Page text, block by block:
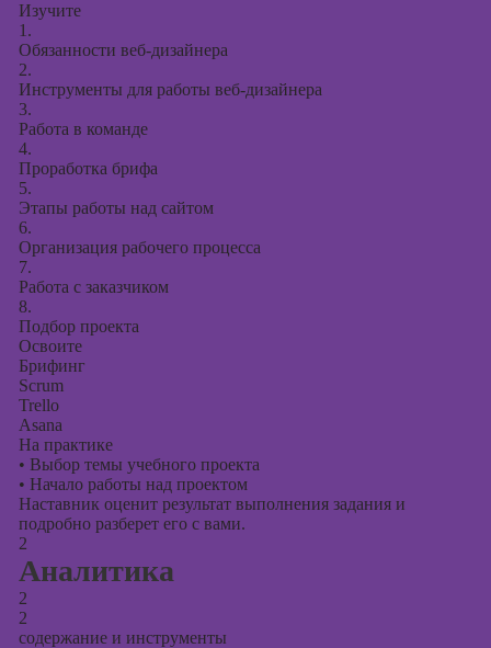
Изучите
1.
Обязанности веб-дизайнера
2.
Инструменты для работы веб-дизайнера
3.
Работа в команде
4.
Проработка брифа
5.
Этапы работы над сайтом
6.
Организация рабочего процесса
7.
Работа с заказчиком
8.
Подбор проекта
Освоите
Брифинг
Scrum
Trello
Asana
На практике
• Выбор темы учебного проекта
• Начало работы над проектом
Наставник оценит результат выполнения задания и
подробно разберет его с вами.
2
Аналитика
2
2
содержание и инструменты